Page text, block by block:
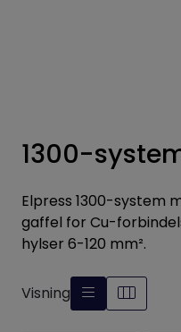
1300-
Elpress 1300-system
gaffel for Cu-
hylser 6-120 mm².
Visning
Dynaset